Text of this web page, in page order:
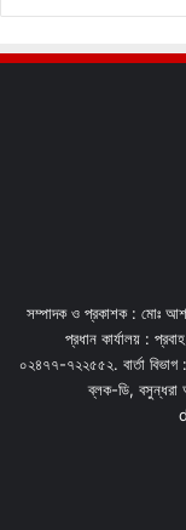
সম্পাদক ও প্রকাশক : মোঃ
প্রধান কার্যালয় :
০২৪৭৭-৭২২৫৫২. বার্তা
ব্লক-ডি,